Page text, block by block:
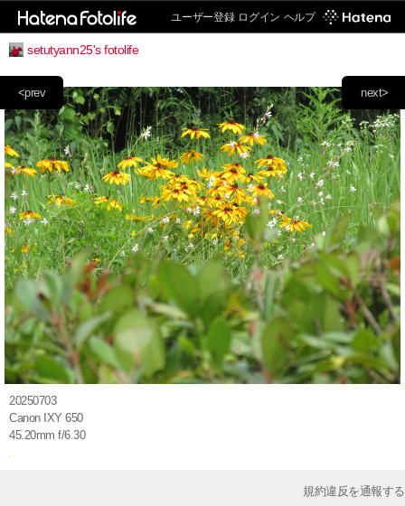
ユーザー登録 ログイン ヘルプ
setutyann25's fotolife
next>
<prev
20250703
Canon IXY 650
45.20mm f/6.30
規約違反を通報する